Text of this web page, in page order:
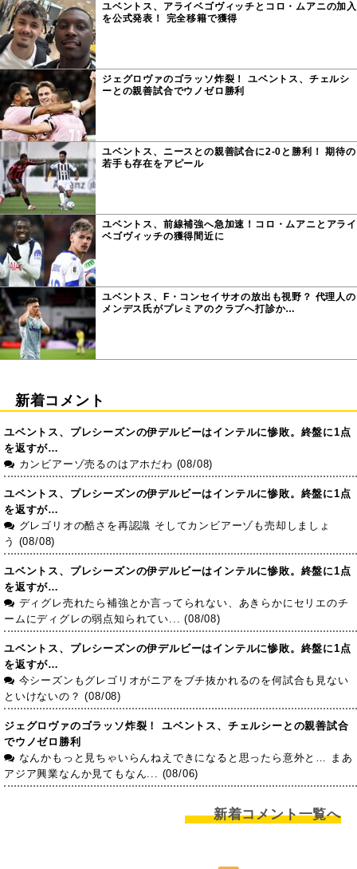
ユベントス、アライベゴヴィッチとコロ・ムアニの加入
を公式発表！ 完全移籍で獲得
ジェグロヴァのゴラッソ炸裂！ ユベントス、チェルシ
ーとの親善試合でウノゼロ勝利
ユベントス、ニースとの親善試合に2-0と勝利！ 期待の
若手も存在をアピール
ユベントス、前線補強へ急加速！コロ・ムアニとアライ
ベゴヴィッチの獲得間近に
ユベントス、F・コンセイサオの放出も視野？ 代理人の
メンデス氏がプレミアのクラブへ打診か…
新着コメント
ユベントス、プレシーズンの伊デルビーはインテルに惨敗。終盤に1点
を返すが…
カンビアーゾ売るのはアホだわ (08/08)
ユベントス、プレシーズンの伊デルビーはインテルに惨敗。終盤に1点
を返すが…
グレゴリオの酷さを再認識 そしてカンビアーゾも売却しましょ
う (08/08)
ユベントス、プレシーズンの伊デルビーはインテルに惨敗。終盤に1点
を返すが…
ディグレ売れたら補強とか言ってられない、あきらかにセリエのチ
ームにディグレの弱点知られてい... (08/08)
ユベントス、プレシーズンの伊デルビーはインテルに惨敗。終盤に1点
を返すが…
今シーズンもグレゴリオがニアをブチ抜かれるのを何試合も見ない
といけないの？ (08/08)
ジェグロヴァのゴラッソ炸裂！ ユベントス、チェルシーとの親善試合
でウノゼロ勝利
なんかもっと見ちゃいらんねえできになると思ったら意外と… まあ
アジア興業なんか見てもなん... (08/06)
新着コメント一覧へ